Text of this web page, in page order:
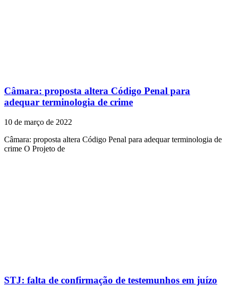
Câmara: proposta altera Código Penal para
adequar terminologia de crime
10 de março de 2022
Câmara: proposta altera Código Penal para adequar terminologia de
crime O Projeto de
STJ: falta de confirmação de testemunhos em juízo